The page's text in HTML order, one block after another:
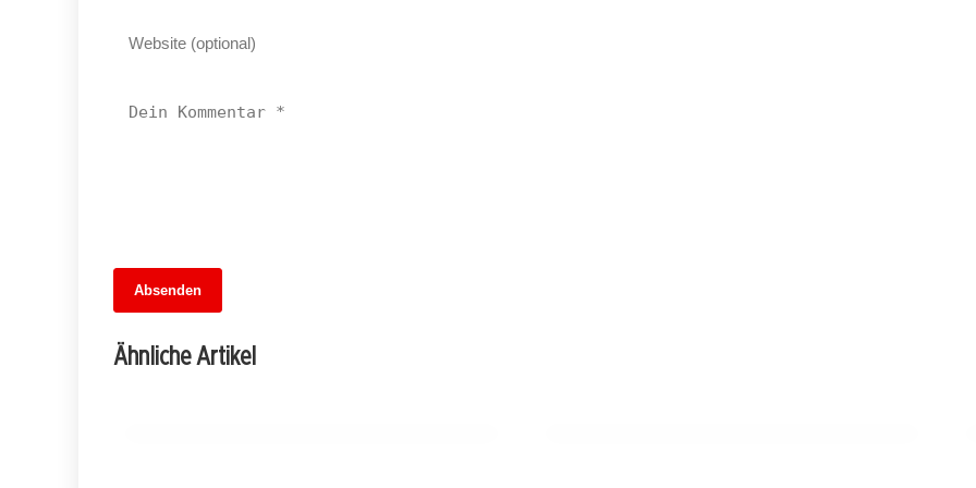
Absenden
Ähnliche Artikel
Fußballfieber im Dreiländer-Showdown:
Wer gewinnt das Wettspiel der